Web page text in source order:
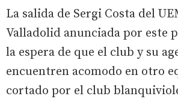
La salida de Sergi Costa del
Valladolid anunciada por este
la espera de que el club y su
encuentren acomodo en otro
cortado por el club